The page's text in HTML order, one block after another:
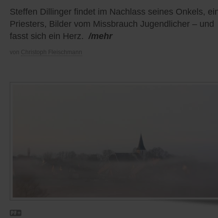
Steffen Dillinger findet im Nachlass seines Onkels,
Priesters, Bilder vom Missbrauch Jugendlicher – und
fasst sich ein Herz. /mehr
von Christoph Fleischmann